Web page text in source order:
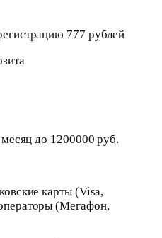
777 рублей
до 1200000 руб.
карты (Visa,
(Мегафон,